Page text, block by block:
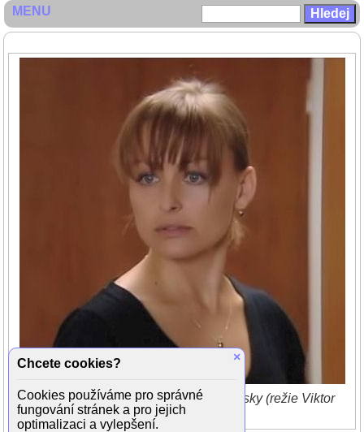
Andrea Černá ve filmu 10 způsobů lásky (režie Viktor
Polesný)
MENU
×
Chcete cookies?
Cookies používáme pro správné
fungování stránek a pro jejich
optimalizaci a vylepšení.